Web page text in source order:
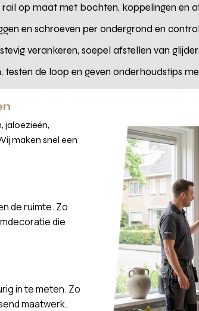
op maat met bochten, koppelingen en
en schroeven per ondergrond en
verankeren, soepel afstellen van
testen de loop en geven onderhoudstips
jaloezieën,
maken snel een
de ruimte. Zo
die
in te meten. Zo
maatwerk.